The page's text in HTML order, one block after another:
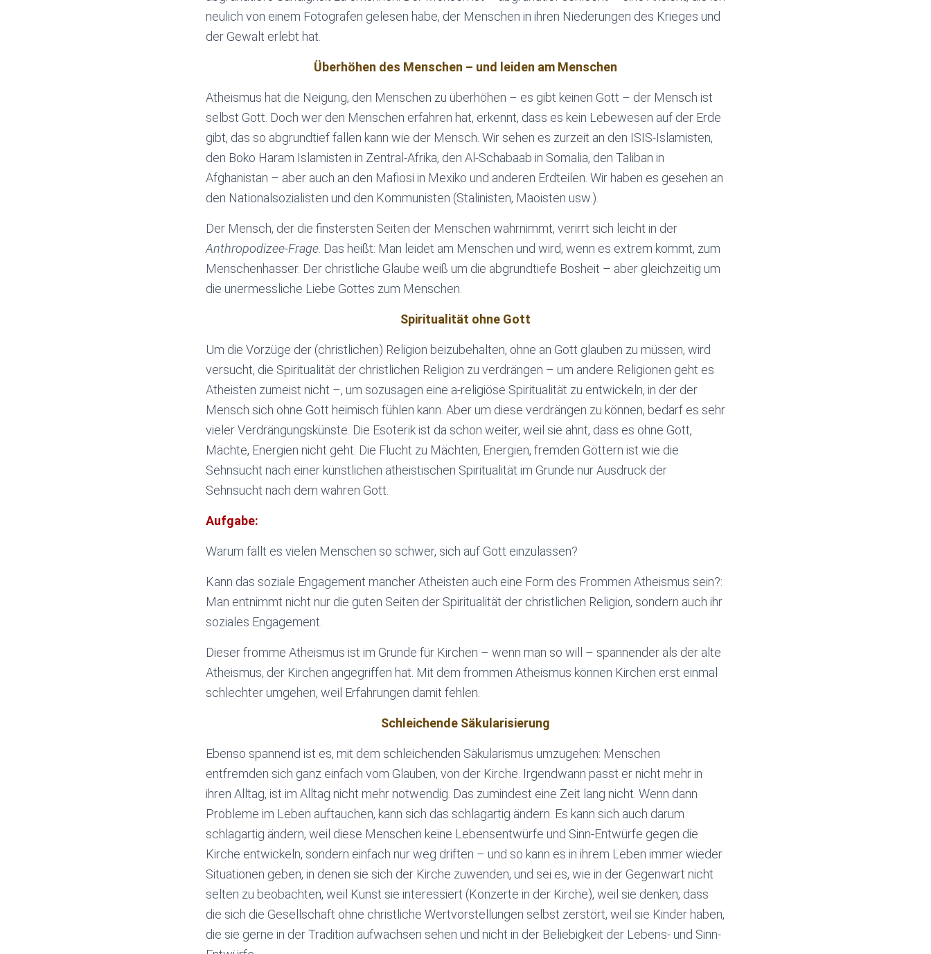
neulich von einem Fotografen gelesen habe, der Menschen in ihren Niederungen des Krieges und
der Gewalt erlebt hat.
Überhöhen des Menschen – und leiden am Menschen
Atheismus hat die Neigung, den Menschen zu überhöhen – es gibt keinen Gott – der Mensch ist
selbst Gott. Doch wer den Menschen erfahren hat, erkennt, dass es kein Lebewesen auf der Erde
gibt, das so abgrundtief fallen kann wie der Mensch. Wir sehen es zurzeit an den ISIS-Islamisten,
den Boko Haram Islamisten in Zentral-Afrika, den Al-Schabaab in Somalia, den Taliban in
Afghanistan – aber auch an den Mafiosi in Mexiko und anderen Erdteilen. Wir haben es gesehen an
den Nationalsozialisten und den Kommunisten (Stalinisten, Maoisten usw.).
Der Mensch, der die finstersten Seiten der Menschen wahrnimmt, verirrt sich leicht in der
Anthropodizee-Frage . Das heißt: Man leidet am Menschen und wird, wenn es extrem kommt, zum
Menschenhasser. Der christliche Glaube weiß um die abgrundtiefe Bosheit – aber gleichzeitig um
die unermessliche Liebe Gottes zum Menschen.
Spiritualität ohne Gott
Um die Vorzüge der (christlichen) Religion beizubehalten, ohne an Gott glauben zu müssen, wird
versucht, die Spiritualität der christlichen Religion zu verdrängen – um andere Religionen geht es
Atheisten zumeist nicht –, um sozusagen eine a-religiöse Spiritualität zu entwickeln, in der der
Mensch sich ohne Gott heimisch fühlen kann. Aber um diese verdrängen zu können, bedarf es sehr
vieler Verdrängungskünste. Die Esoterik ist da schon weiter, weil sie ahnt, dass es ohne Gott,
Mächte, Energien nicht geht. Die Flucht zu Mächten, Energien, fremden Göttern ist wie die
Sehnsucht nach einer künstlichen atheistischen Spiritualität im Grunde nur Ausdruck der
Sehnsucht nach dem wahren Gott.
Aufgabe:
Warum fällt es vielen Menschen so schwer, sich auf Gott einzulassen?
Kann das soziale Engagement mancher Atheisten auch eine Form des Frommen Atheismus sein?:
Man entnimmt nicht nur die guten Seiten der Spiritualität der christlichen Religion, sondern auch ihr
soziales Engagement.
Dieser fromme Atheismus ist im Grunde für Kirchen – wenn man so will – spannender als der alte
Atheismus, der Kirchen angegriffen hat. Mit dem frommen Atheismus können Kirchen erst einmal
schlechter umgehen, weil Erfahrungen damit fehlen.
Schleichende Säkularisierung
Ebenso spannend ist es, mit dem schleichenden Säkularismus umzugehen: Menschen
entfremden sich ganz einfach vom Glauben, von der Kirche. Irgendwann passt er nicht mehr in
ihren Alltag, ist im Alltag nicht mehr notwendig. Das zumindest eine Zeit lang nicht. Wenn dann
Probleme im Leben auftauchen, kann sich das schlagartig ändern. Es kann sich auch darum
schlagartig ändern, weil diese Menschen keine Lebensentwürfe und Sinn-Entwürfe gegen die
Kirche entwickeln, sondern einfach nur weg driften – und so kann es in ihrem Leben immer wieder
Situationen geben, in denen sie sich der Kirche zuwenden, und sei es, wie in der Gegenwart nicht
selten zu beobachten, weil Kunst sie interessiert (Konzerte in der Kirche), weil sie denken, dass
die sich die Gesellschaft ohne christliche Wertvorstellungen selbst zerstört, weil sie Kinder haben,
die sie gerne in der Tradition aufwachsen sehen und nicht in der Beliebigkeit der Lebens- und Sinn-